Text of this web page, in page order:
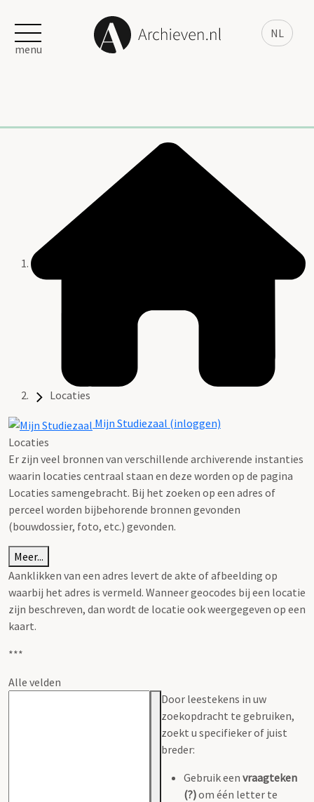
NL
menu
Locaties
Mijn Studiezaal (inloggen)
Locaties
Er zijn veel bronnen van verschillende archiverende instanties
waarin locaties centraal staan en deze worden op de pagina
Locaties samengebracht. Bij het zoeken op een adres of
perceel worden bijbehorende bronnen gevonden
(bouwdossier, foto, etc.) gevonden.
Meer...
Aanklikken van een adres levert de akte of afbeelding op
waarbij het adres is vermeld. Wanneer geocodes bij een locatie
zijn beschreven, dan wordt de locatie ook weergegeven op een
kaart.
***
Alle velden
Door leestekens in uw
zoekopdracht te gebruiken,
zoekt u specifieker of juist
breder:
Gebruik een vraagteken
(?)om één letter te